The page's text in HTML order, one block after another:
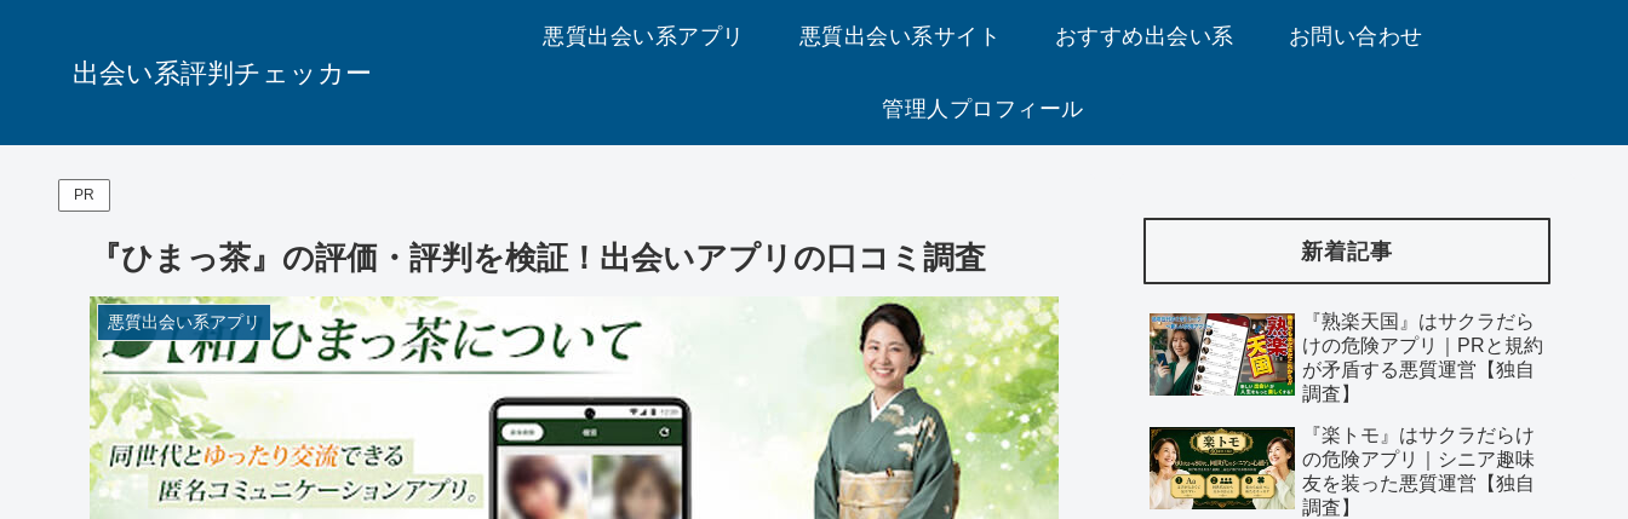
出会い系評判チェッカー
悪質出会い系アプリ 悪質出会い系サイト おすすめ出会い系 お問い合わせ
管理人プロフィール
PR
『ひまっ茶』の評価・評判を検証！出会いアプリの口コミ調査
悪質出会い系アプリ
新着記事
『熟楽天国』はサクラだら
けの危険アプリ｜PRと規約
が矛盾する悪質運営【独自
調査】
『楽トモ』はサクラだらけ
の危険アプリ｜シニア趣味
友を装った悪質運営【独自
調査】